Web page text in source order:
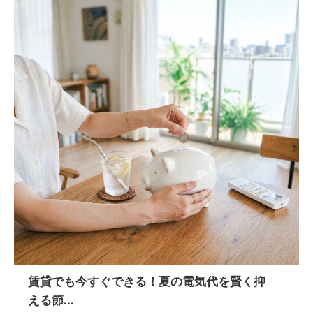
賃貸でも今すぐできる！夏の電気代を賢く抑
える節...